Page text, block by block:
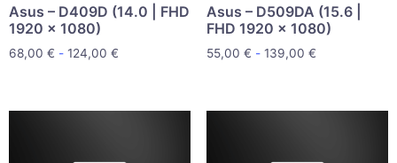
Asus – D409D (14.0 | FHD
1920 x 1080)
68,00 € - 124,00 €
Asus – D509DA (15.6 |
FHD 1920 x 1080)
55,00 € - 139,00 €